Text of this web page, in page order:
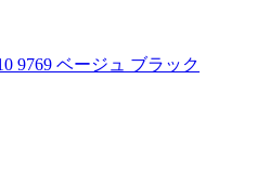
9769 ベージュ ブラック